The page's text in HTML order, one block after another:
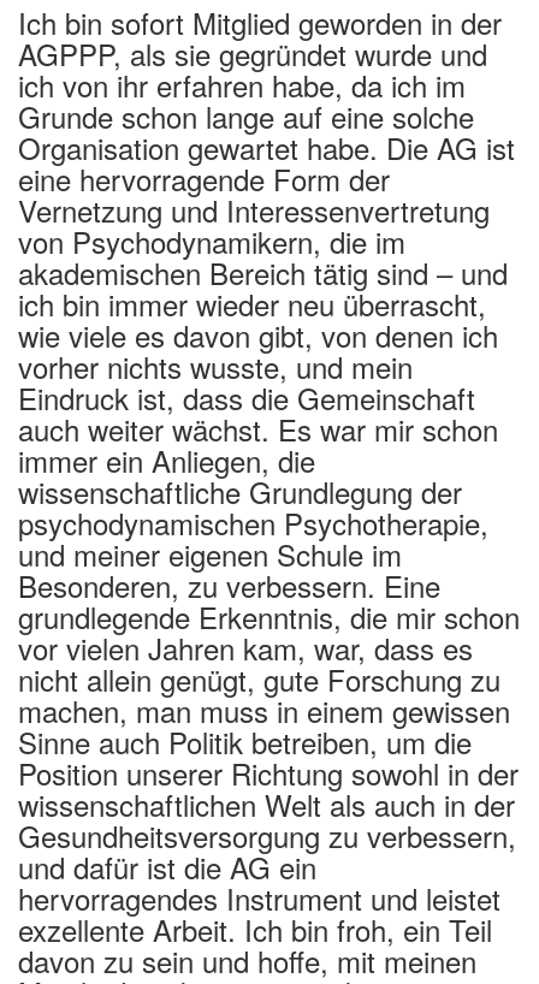
Ich bin sofort Mitglied geworden in der
AGPPP, als sie gegründet wurde und
ich von ihr erfahren habe, da ich im
Grunde schon lange auf eine solche
Organisation gewartet habe. Die AG ist
eine hervorragende Form der
Vernetzung und Interessenvertretung
von Psychodynamikern, die im
akademischen Bereich tätig sind – und
ich bin immer wieder neu überrascht,
wie viele es davon gibt, von denen ich
vorher nichts wusste, und mein
Eindruck ist, dass die Gemeinschaft
auch weiter wächst. Es war mir schon
immer ein Anliegen, die
wissenschaftliche Grundlegung der
psychodynamischen Psychotherapie,
und meiner eigenen Schule im
Besonderen, zu verbessern. Eine
grundlegende Erkenntnis, die mir schon
vor vielen Jahren kam, war, dass es
nicht allein genügt, gute Forschung zu
machen, man muss in einem gewissen
Sinne auch Politik betreiben, um die
Position unserer Richtung sowohl in der
wissenschaftlichen Welt als auch in der
Gesundheitsversorgung zu verbessern,
und dafür ist die AG ein
hervorragendes Instrument und leistet
exzellente Arbeit. Ich bin froh, ein Teil
davon zu sein und hoffe, mit meinen